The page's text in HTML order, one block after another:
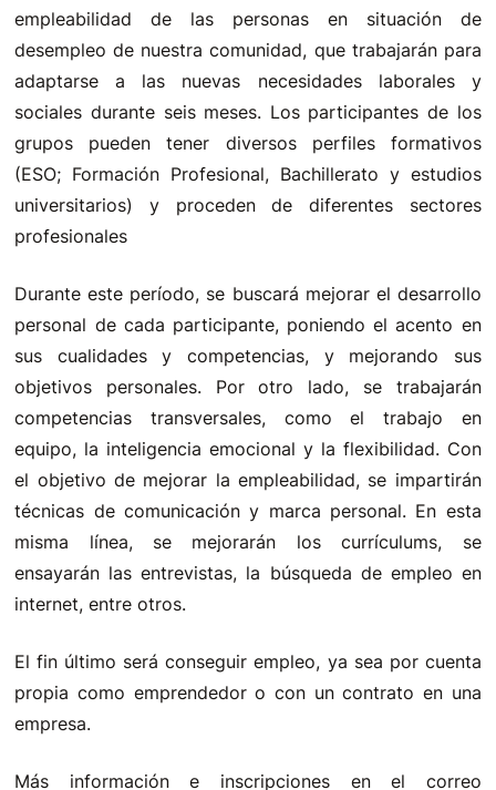
empleabilidad de las personas en situación de
desempleo de nuestra comunidad, que trabajarán para
adaptarse a las nuevas necesidades laborales y
sociales durante seis meses. Los participantes de los
grupos pueden tener diversos perfiles formativos
(ESO; Formación Profesional, Bachillerato y estudios
universitarios) y proceden de diferentes sectores
profesionales
Durante este período, se buscará mejorar el desarrollo
personal de cada participante, poniendo el acento en
sus cualidades y competencias, y mejorando sus
objetivos personales. Por otro lado, se trabajarán
competencias transversales, como el trabajo en
equipo, la inteligencia emocional y la flexibilidad. Con
el objetivo de mejorar la empleabilidad, se impartirán
técnicas de comunicación y marca personal. En esta
misma línea, se mejorarán los currículums, se
ensayarán las entrevistas, la búsqueda de empleo en
internet, entre otros.
El fin último será conseguir empleo, ya sea por cuenta
propia como emprendedor o con un contrato en una
empresa.
Más información e inscripciones en el correo